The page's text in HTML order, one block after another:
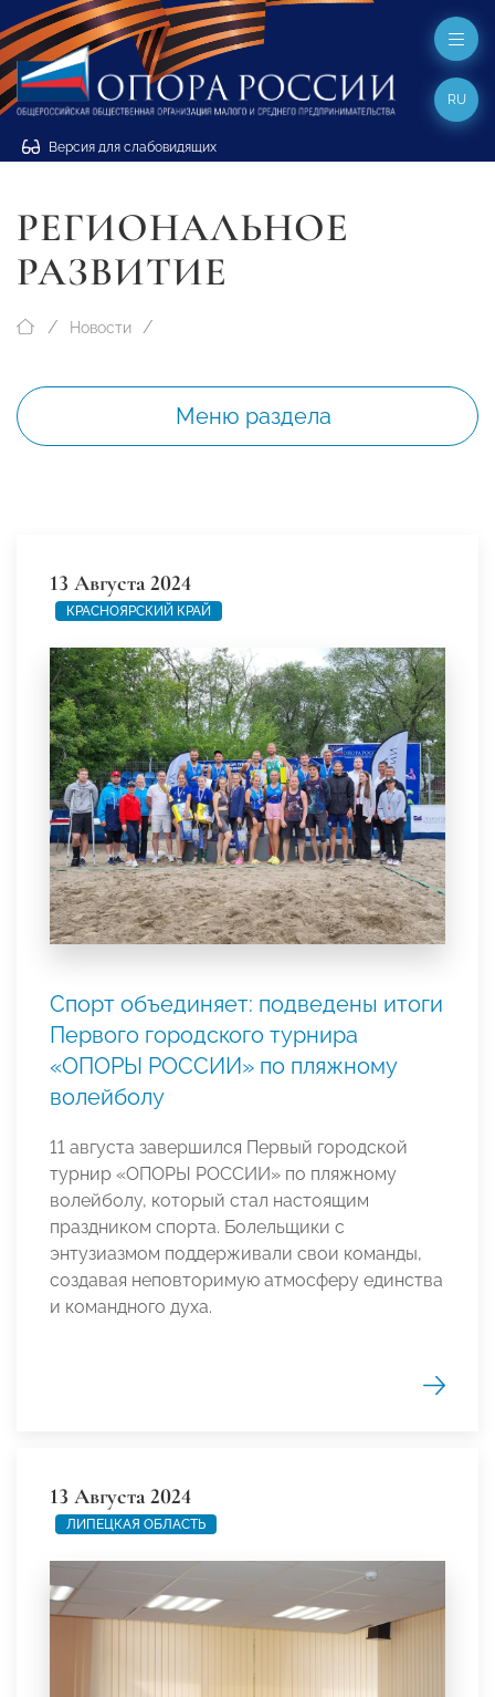
Версия для слабовидящих
RU
РЕГИОНАЛЬНОЕ
РАЗВИТИЕ
Новости
Меню раздела
13 Августа 2024
КРАСНОЯРСКИЙ КРАЙ
Спорт объединяет: подведены итоги
Первого городского турнира
«ОПОРЫ РОССИИ» по пляжному
волейболу
11 августа завершился Первый городской
турнир «ОПОРЫ РОССИИ» по пляжному
волейболу, который стал настоящим
праздником спорта. Болельщики с
энтузиазмом поддерживали свои команды,
создавая неповторимую атмосферу единства
и командного духа.
13 Августа 2024
ЛИПЕЦКАЯ ОБЛАСТЬ